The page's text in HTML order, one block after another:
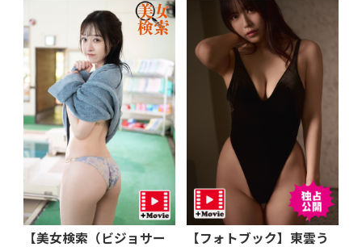
【美女検索（ビジョサー
【フォトブック】東雲う